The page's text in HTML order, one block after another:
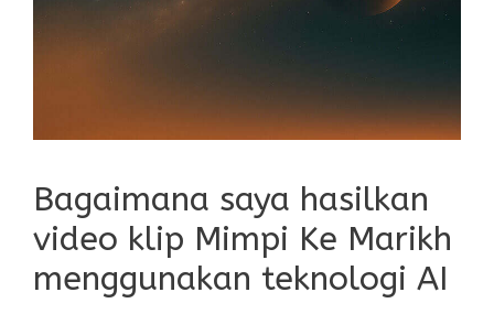
Bagaimana saya hasilkan
video klip Mimpi Ke Marikh
menggunakan teknologi AI